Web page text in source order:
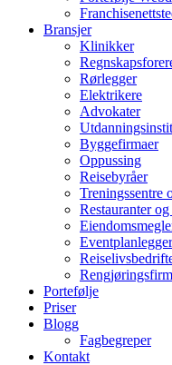
Bransjer
Klinikker
Rørlegger
Elektrikere
Advokater
Byggefirmaer
Oppussing
Reisebyråer
Treningssentre
Restauranter
Portefølje
Priser
Blogg
Fagbegreper
Kontakt